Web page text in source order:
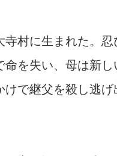
村に生まれた。
命を失い、母は新
で継父を殺し逃